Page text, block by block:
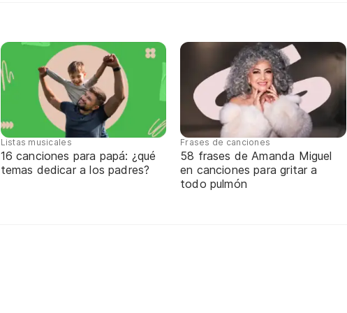
Listas musicales
16 canciones para papá: ¿qué
temas dedicar a los padres?
Frases de canciones
58 frases de Amanda Miguel
en canciones para gritar a
todo pulmón